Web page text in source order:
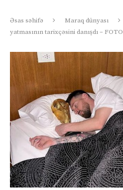
Əsas səhifə Maraq dünyası
yatmasının tarixçəsini danışdı – FOTO